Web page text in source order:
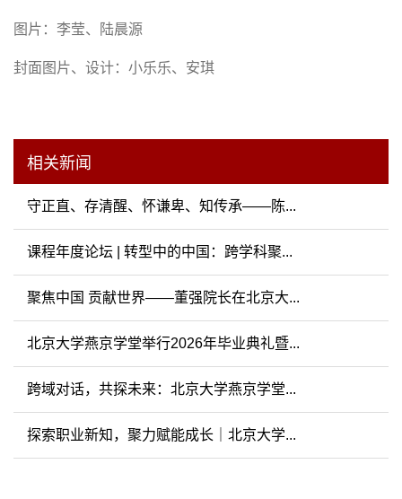
图片：李莹、陆晨源
封面图片、设计：小乐乐、安琪
相关新闻
守正直、存清醒、怀谦卑、知传承——陈...
课程年度论坛 | 转型中的中国：跨学科聚...
聚焦中国 贡献世界——董强院长在北京大...
北京大学燕京学堂举行2026年毕业典礼暨...
跨域对话，共探未来：北京大学燕京学堂...
探索职业新知，聚力赋能成长｜北京大学...